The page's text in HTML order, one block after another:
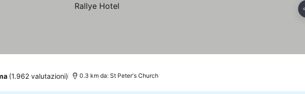
(1.962 valutazioni) 0.3 km da: St Peter's Church